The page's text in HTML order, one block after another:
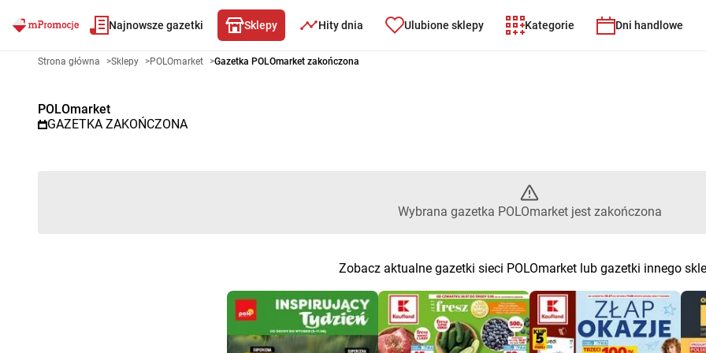
Najnowsze gazetki Sklepy Hity dnia Ulubione sklepy Kategorie Dni handlowe
Gazetka promocyjna POLOmarket – Wybrana gazetka
Strona główna >Sklepy >POLOmarket >Gazetka POLOmarket zakończona
POLOmarket
GAZETKA ZAKOŃCZONA
Wybrana gazetka POLOmarket jest zakończona
Zobacz aktualne gazetki sieci POLOmarket lub gazetki innego